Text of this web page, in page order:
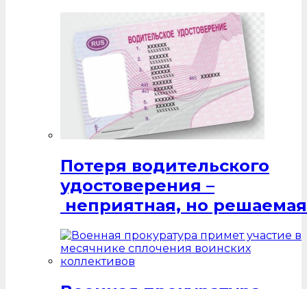
Потеря водительского
удостоверения –
неприятная, но